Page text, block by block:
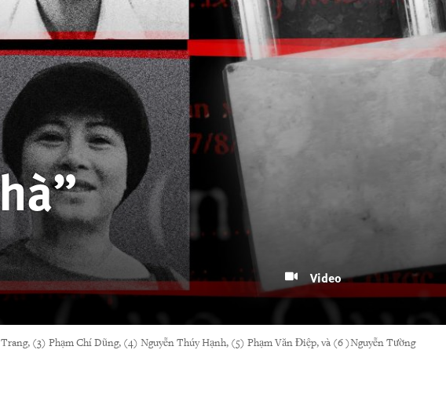
Video
(3) Phạm Chí Dũng, (4) Nguyễn Thúy Hạnh, (5) Phạm Văn Điệp, và (6 )Nguyễn Tường